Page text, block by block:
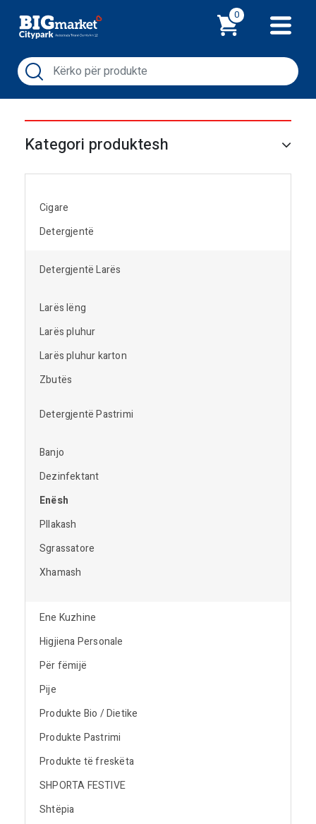
0
Kategori produktesh
Cigare
Detergjentë
Detergjentë Larës
Larës lëng
Larës pluhur
Larës pluhur karton
Zbutës
Detergjentë Pastrimi
Banjo
Dezinfektant
Enësh
Pllakash
Sgrassatore
Xhamash
Ene Kuzhine
Higjiena Personale
Për fëmijë
Pije
Produkte Bio / Dietike
Produkte Pastrimi
Produkte të freskëta
SHPORTA FESTIVE
Shtëpia